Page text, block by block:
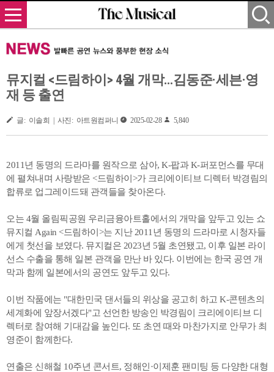
뮤지컬 <드림하이> 4월 개막…김동준·세븐·영
재 등 출연
글: 이솔희 | 사진: 아트원컴퍼니 2025-02-28 5,840
2011년 동명의 드라마를 원작으로 삼아, K-팝과 K-퍼포먼스를 무대
에 펼쳐내며 사랑받은 <드림하이>가 크리에이티브 디렉터 박경림의
합류로 업그레이드돼 관객들을 찾아온다.
오는 4월 올림픽공원 우리금융아트홀에서의 개막을 앞두고 있는 쇼
뮤지컬 Again <드림하이>는 지난 2011년 동명의 드라마로 시청자들
에게 첫선을 보였다. 뮤지컬은 2023년 5월 초연됐고, 이후 일본 라이
선스 수출을 통해 일본 관객을 만난 바 있다. 이번에는 한국 공연 개
막과 함께 일본에서의 공연도 앞두고 있다.
이번 작품에는 "대한민국 댄서들의 위상을 공고히 하고 K-콘텐츠의
세계화에 앞장서겠다"고 선언한 방송인 박경림이 크리에이티브 디
렉터로 참여해 기대감을 높인다. 또 초연 때와 마찬가지로 안무가 최
영준이 함께한다.
연출은 신해철 10주년 콘서트, 정해인·이제훈 팬미팅 등 다양한 대형